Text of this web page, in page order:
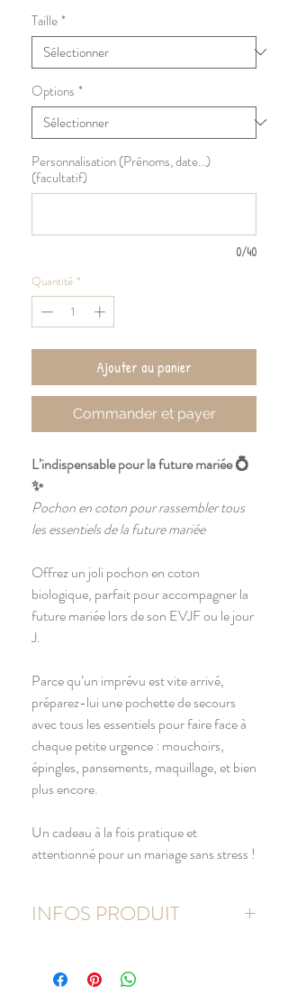
Taille*
Options *
Personnalisation (Prénoms, date...)
(facultatif)
0/40
Quantité *
Ajouter au panier
Commander et payer
L’indispensable pour la future mariée 💍
✨
Pochon en coton pour rassembler tous
les essentiels de la future mariée
Offrez un joli pochon en coton
biologique, parfait pour accompagner la
future mariée lors de son EVJF ou le jour
J.
Parce qu’un imprévu est vite arrivé,
préparez-lui une pochette de secours
avec tous les essentiels pour faire face à
chaque petite urgence : mouchoirs,
épingles, pansements, maquillage, et bien
plus encore.
Un cadeau à la fois pratique et
attentionné pour un mariage sans stress !
INFOS PRODUIT
Couleur naturel (écru)
Double cordon de serrage